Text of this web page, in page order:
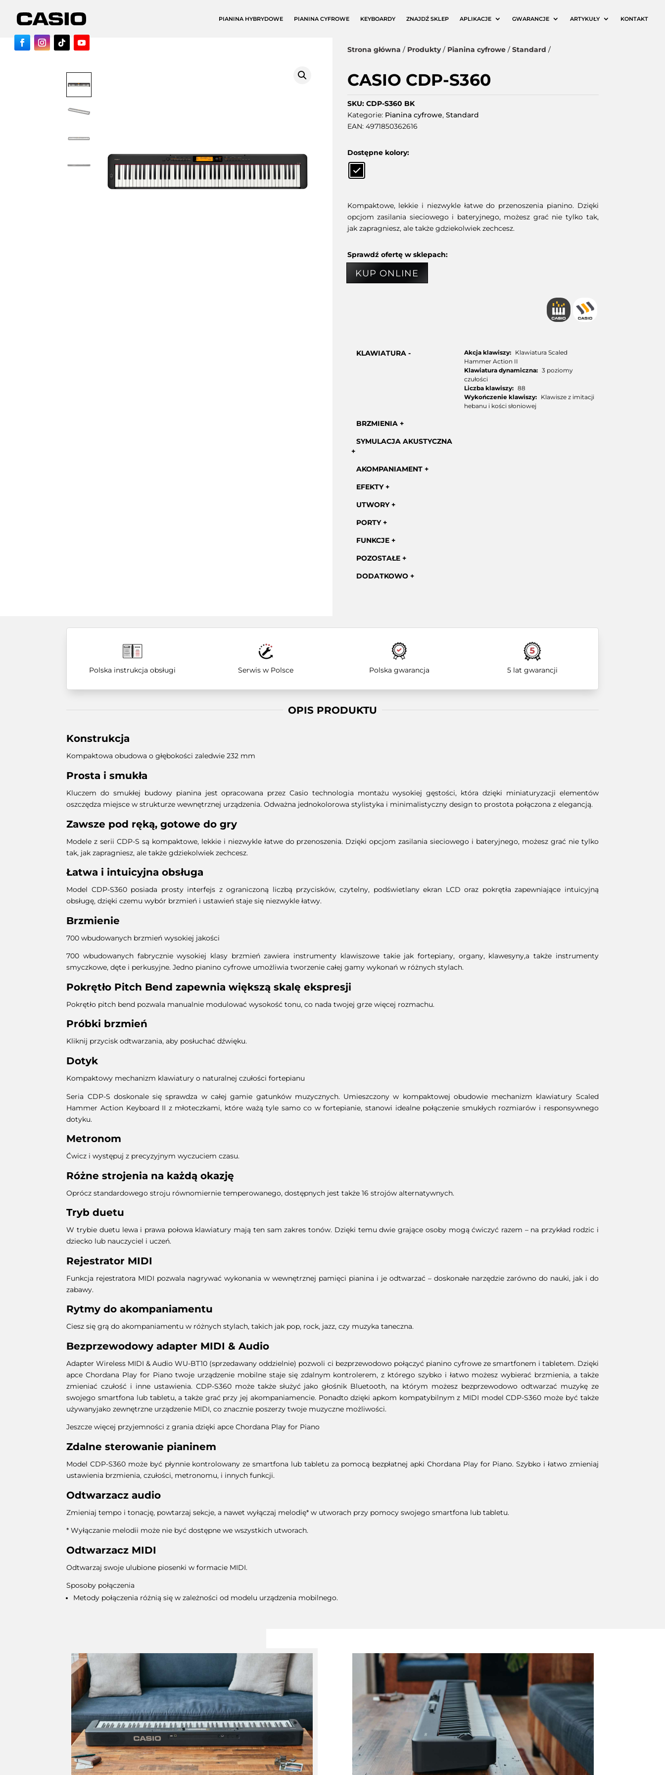
PIANINA HYBRYDOWE PIANINA CYFROWE KEYBOARDY ZNAJDŹ SKLEP APLIKACJE GWARANCJE ARTYKUŁY KONTAKT
Strona główna / Produkty/ Pianina cyfrowe/ Standard /
CASIO CDP-S360
SKU: CDP-S360 BK
Kategorie: Pianina cyfrowe, Standard
EAN: 4971850362616
Dostępne kolory:
Kompaktowe, lekkie i niezwykle łatwe do przenoszenia pianino. Dzięki
opcjom zasilania sieciowego i bateryjnego, możesz grać nie tylko tak,
jak zapragniesz, ale także gdziekolwiek zechcesz.
Sprawdź ofertę w sklepach:
KUP ONLINE
KLAWIATURA Akcja klawiszy: Klawiatura Scaled
Hammer Action II
Klawiatura dynamiczna: 3 poziomy
czułości
Liczba klawiszy: 88
Wykończenie klawiszy: Klawisze z imitacji
hebanu i kości słoniowej
BRZMIENIA
SYMULACJA AKUSTYCZNA
AKOMPANIAMENT
EFEKTY
UTWORY
PORTY
FUNKCJE
POZOSTAŁE
DODATKOWO
Polska instrukcja obsługi Serwis w Polsce Polska gwarancja 5 lat gwarancji
OPIS PRODUKTU
Konstrukcja
Kompaktowa obudowa o głębokości zaledwie 232 mm
Prosta i smukła
Kluczem do smukłej budowy pianina jest opracowana przez Casio technologia montażu wysokiej gęstości, która dzięki miniaturyzacji elementów
oszczędza miejsce w strukturze wewnętrznej urządzenia. Odważna jednokolorowa stylistyka i minimalistyczny design to prostota połączona z elegancją.
Zawsze pod ręką, gotowe do gry
Modele z serii CDP-S są kompaktowe, lekkie i niezwykle łatwe do przenoszenia. Dzięki opcjom zasilania sieciowego i bateryjnego, możesz grać nie tylko
tak, jak zapragniesz, ale także gdziekolwiek zechcesz.
Łatwa i intuicyjna obsługa
Model CDP-S360 posiada prosty interfejs z ograniczoną liczbą przycisków, czytelny, podświetlany ekran LCD oraz pokrętła zapewniające intuicyjną
obsługę, dzięki czemu wybór brzmień i ustawień staje się niezwykle łatwy.
Brzmienie
700 wbudowanych brzmień wysokiej jakości
700 wbudowanych fabrycznie wysokiej klasy brzmień zawiera instrumenty klawiszowe takie jak fortepiany, organy, klawesyny,a także instrumenty
smyczkowe, dęte i perkusyjne. Jedno pianino cyfrowe umożliwia tworzenie całej gamy wykonań w różnych stylach.
Pokrętło Pitch Bend zapewnia większą skalę ekspresji
Pokrętło pitch bend pozwala manualnie modulować wysokość tonu, co nada twojej grze więcej rozmachu.
Próbki brzmień
Kliknij przycisk odtwarzania, aby posłuchać dźwięku.
Dotyk
Kompaktowy mechanizm klawiatury o naturalnej czułości fortepianu
Seria CDP-S doskonale się sprawdza w całej gamie gatunków muzycznych. Umieszczony w kompaktowej obudowie mechanizm klawiatury Scaled
Hammer Action Keyboard II z młoteczkami, które ważą tyle samo co w fortepianie, stanowi idealne połączenie smukłych rozmiarów i responsywnego
dotyku.
Metronom
Ćwicz i występuj z precyzyjnym wyczuciem czasu.
Różne strojenia na każdą okazję
Oprócz standardowego stroju równomiernie temperowanego, dostępnych jest także 16 strojów alternatywnych.
Tryb duetu
W trybie duetu lewa i prawa połowa klawiatury mają ten sam zakres tonów. Dzięki temu dwie grające osoby mogą ćwiczyć razem – na przykład rodzic i
dziecko lub nauczyciel i uczeń.
Rejestrator MIDI
Funkcja rejestratora MIDI pozwala nagrywać wykonania w wewnętrznej pamięci pianina i je odtwarzać – doskonałe narzędzie zarówno do nauki, jak i do
zabawy.
Rytmy do akompaniamentu
Ciesz się grą do akompaniamentu w różnych stylach, takich jak pop, rock, jazz, czy muzyka taneczna.
Bezprzewodowy adapter MIDI & Audio
Adapter Wireless MIDI & Audio WU-BT10 (sprzedawany oddzielnie) pozwoli ci bezprzewodowo połączyć pianino cyfrowe ze smartfonem i tabletem. Dzięki
apce Chordana Play for Piano twoje urządzenie mobilne staje się zdalnym kontrolerem, z którego szybko i łatwo możesz wybierać brzmienia, a także
zmieniać czułość i inne ustawienia. CDP-S360 może także służyć jako głośnik Bluetooth, na którym możesz bezprzewodowo odtwarzać muzykę ze
swojego smartfona lub tabletu, a także grać przy jej akompaniamencie. Ponadto dzięki apkom kompatybilnym z MIDI model CDP-S360 może być także
używanyjako zewnętrzne urządzenie MIDI, co znacznie poszerzy twoje muzyczne możliwości.
Jeszcze więcej przyjemności z grania dzięki apce Chordana Play for Piano
Zdalne sterowanie pianinem
Model CDP-S360 może być płynnie kontrolowany ze smartfona lub tabletu za pomocą bezpłatnej apki Chordana Play for Piano. Szybko i łatwo zmieniaj
ustawienia brzmienia, czułości, metronomu, i innych funkcji.
Odtwarzacz audio
Zmieniaj tempo i tonację, powtarzaj sekcje, a nawet wyłączaj melodię* w utworach przy pomocy swojego smartfona lub tabletu.
* Wyłączanie melodii może nie być dostępne we wszystkich utworach.
Odtwarzacz MIDI
Odtwarzaj swoje ulubione piosenki w formacie MIDI.
Sposoby połączenia
Metody połączenia różnią się w zależności od modelu urządzenia mobilnego.